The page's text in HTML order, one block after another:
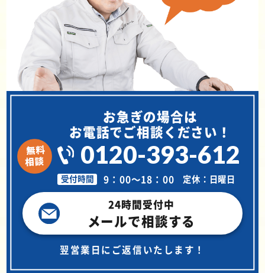
お急ぎの場合は
お電話でご相談ください！
0120-393-612
受付時間 9：00～18：00 定休：日曜日
24時間受付中
メールで相談する
翌営業日にご返信いたします！